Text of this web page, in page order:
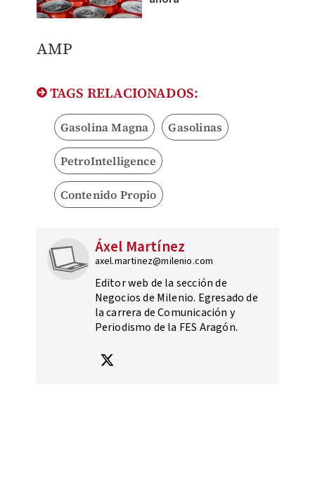
AMP
TAGS RELACIONADOS:
Gasolina Magna Gasolinas
PetroIntelligence
Contenido Propio
Áxel Martínez
axel.martinez@milenio.com
Editor web de la sección de
Negocios de Milenio. Egresado de
la carrera de Comunicación y
Periodismo de la FES Aragón.